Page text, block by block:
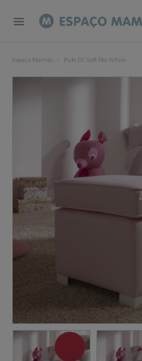
Espaço Mamãs Pufe DC Soft Pés White